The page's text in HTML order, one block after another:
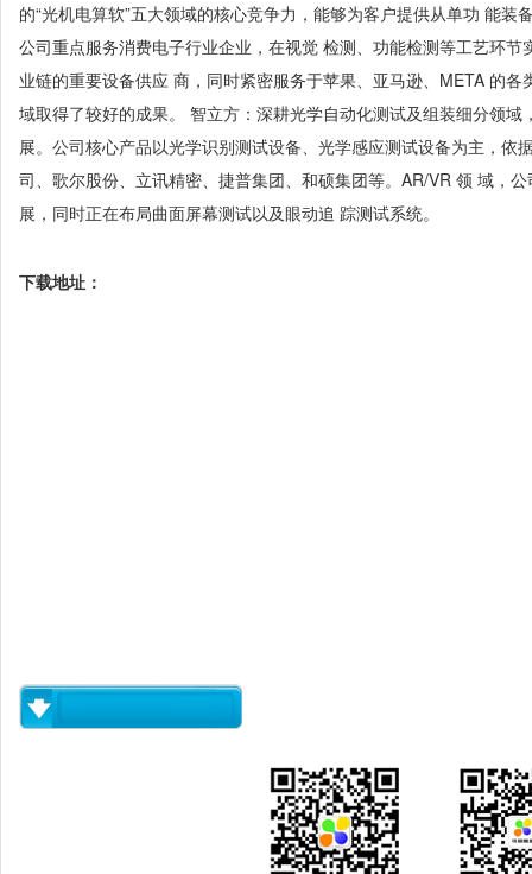
的“光机电算软”五大领域的核心竞争力，能够为客户提供从单功 能
公司重点服务消费电子行业企业，在视觉 检测、功能检测等工艺环
业链的重要设备供应 商，同时紧密服务于苹果、亚马逊、META 的
域取得了较好的成果。 智立方：深耕光学自动化测试及组装细分领
展。公司核心产品以光学识别测试设备、光学感应测试设备为主，依
司、歌尔股份、立讯精密、捷普集团、和硕集团等。AR/VR 领 域，
展，同时正在布局曲面屏幕测试以及眼动追 踪测试系统。
下载地址：